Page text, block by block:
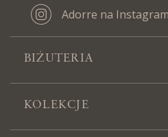
Adorre na
BIŻUTERIA
KOLEKCJE